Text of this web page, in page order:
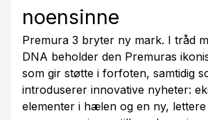
noensinne
Premura 3 bryter ny mark. I tråd
DNA beholder den Premuras
som gir støtte i forfoten, samtidig
introduserer innovative nyheter:
elementer i hælen og en ny, lettere